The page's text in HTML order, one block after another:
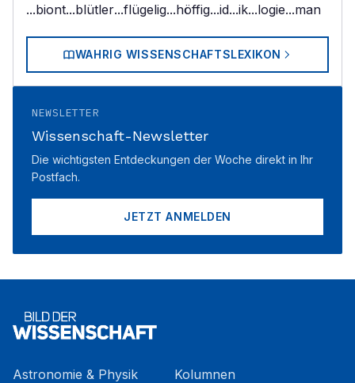
...biont...blütler...flügelig...höffig...id...ik...logie...man
WAHRIG WISSENSCHAFTSLEXIKON
NEWSLETTER
Wissenschaft-Newsletter
Die wichtigsten Entdeckungen der Woche direkt in Ihr
Postfach.
JETZT ANMELDEN
Astronomie & Physik
Kolumnen